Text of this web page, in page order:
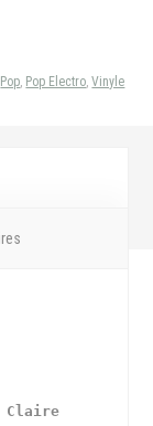
Pop, Pop Electro,Vinyle
Claire